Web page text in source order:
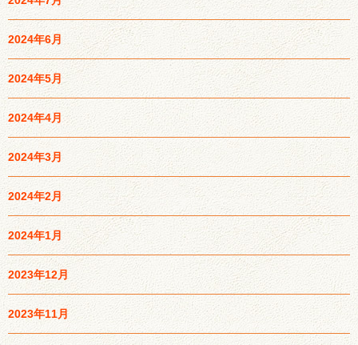
2024年6月
2024年5月
2024年4月
2024年3月
2024年2月
2024年1月
2023年12月
2023年11月